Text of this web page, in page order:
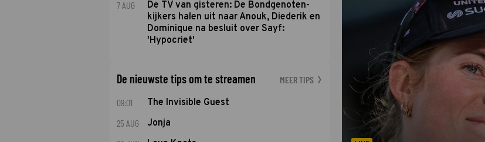
7 AUG
De TV van gisteren: De Bondgenoten-
kijkers halen uit naar Anouk, Diederik en
Dominique na besluit over Sayf:
'Hypocriet'
De nieuwste tips om te streamen MEER TIPS
09:01 The Invisible Guest
25 AUG Jonja